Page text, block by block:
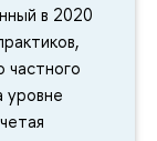
в 2020
частного
уровне